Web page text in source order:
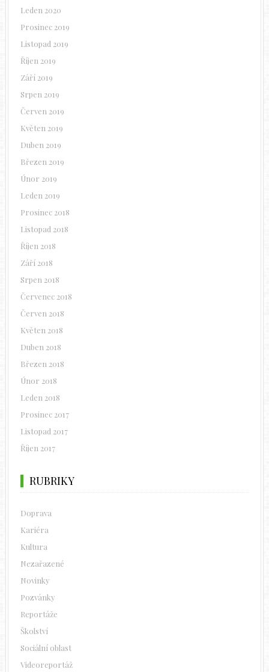
Leden 2020
Prosinec 2019
Listopad 2019
Říjen 2019
Září 2019
Srpen 2019
Červen 2019
Květen 2019
Duben 2019
Březen 2019
Únor 2019
Leden 2019
Prosinec 2018
Listopad 2018
Říjen 2018
Září 2018
Srpen 2018
Červenec 2018
Červen 2018
Květen 2018
Duben 2018
Březen 2018
Únor 2018
Leden 2018
Prosinec 2017
Listopad 2017
Říjen 2017
RUBRIKY
Doprava
Kariéra
Kultura
Nezařazené
Novinky
Pozvánky
Reportáže
Školství
Sociální oblast
Videoreportáž